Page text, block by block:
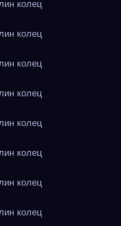
колец
колец
колец
колец
колец
колец
колец
колец